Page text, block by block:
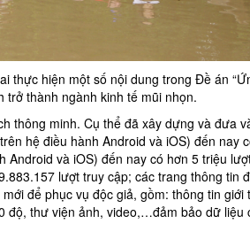
thực hiện một số nội dung trong Đề án
trở thành ngành kinh tế mũi nhọn.
thông minh. Cụ thể đã xây dựng và đưa
hệ điều hành Android và iOS) đến nay
và iOS) đến nay có hơn 5 triệu
lượt truy cập; các trang thông tin
để phục vụ độc giả, gồm: thông tin giới
độ, thư viện ảnh, video,…đảm bảo dữ liệu